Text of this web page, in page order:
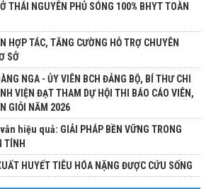
THÁI NGUYÊN PHỦ SÓNG 100% BHYT TOÀN
HỢP TÁC, TĂNG CƯỜNG HỖ TRỢ CHUYÊN
SỞ
NGA - ỦY VIÊN BCH ĐẢNG BỘ, BÍ THƯ CHI
VIỆN ĐẠT THAM DỰ HỘI THI BÁO CÁO VIÊN,
GIỎI NĂM 2026
hiệu quả: GIẢI PHÁP BỀN VỮNG TRONG
TÍNH
HUYẾT TIÊU HÓA NẶNG ĐƯỢC CỨU SỐNG